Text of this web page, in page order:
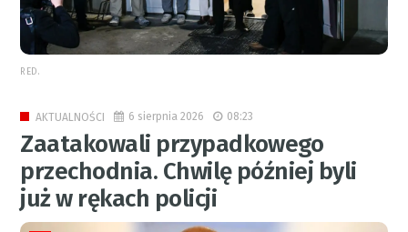
RED.
AKTUALNOŚCI 6 sierpnia 2026 08:23
Zaatakowali przypadkowego
przechodnia. Chwilę później byli
już w rękach policji